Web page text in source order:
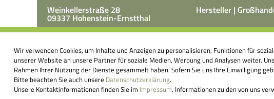
Weinkellerstraße 28
09337 Hohenstein-Ernstthal
Tel.: +49(0)3723 65 89 50
E-Mail:info@mk-europa.de
Hersteller |
unter Zusatz von
Produktionshallen
Nahrungsmittel
körpereigenes
Wir verwenden Cookies, um Inhalte und Anzeigen zu personalisieren, Funktionen für
unserer Website an unsere Partner für soziale Medien, Werbung und Analysen weiter.
Rahmen Ihrer Nutzung der Dienste gesammelt haben. Sofern Sie uns Ihre Einwilligung
Bitte beachten Sie auch unsere Datenschutzerklärung.
Unsere Kontaktinformationen finden Sie im Impressum. Informationen zu den von uns